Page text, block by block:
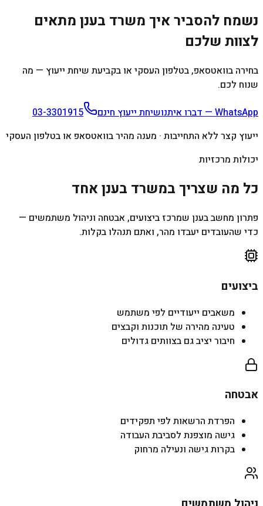
נשמח להסביר איך משרד בענן מתאים
לצוות שלכם
בחירה בוואטסאפ, בטלפון העסקי או בקביעת שיחת ייעוץ — מה
שנוח לכם.
WhatsApp — דברו איתנו
שיחת ייעוץ חינם
03-3301915
ייעוץ קצר ללא התחייבות · מענה מהיר בוואטסאפ או בטלפון העסקי
יכולות מרכזיות
כל מה שצריך במשרד בענן אחד
פתרון מחשב בענן שמרכז ביצועים, אבטחה וניהול משתמשים —
כדי שהעובדים יעבדו מהר, ואתם תנהלו בקלות.
ביצועים
משאבים ייעודיים לפי משתמש
טעינה מהירה של תוכנות וקבצים
חיבור יציב גם בצוותים גדולים
אבטחה
הפרדת הרשאות לפי תפקידים
גישה מוצפנת לסביבת העבודה
בקרות גישה ונעילה מרחוק